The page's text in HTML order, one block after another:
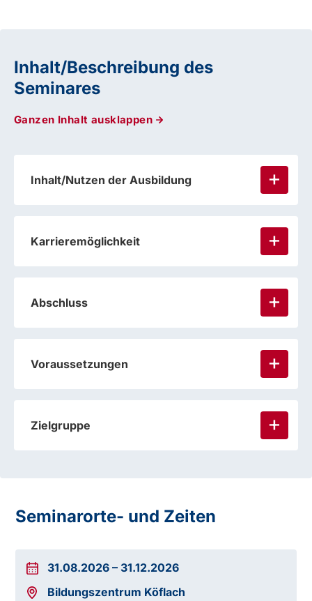
Inhalt/Beschreibung des
Seminares
Ganzen Inhalt ausklappen
Inhalt/Nutzen der Ausbildung
Karrieremöglichkeit
Abschluss
Voraussetzungen
Zielgruppe
Seminarorte- und Zeiten
31.08.2026 – 31.12.2026
Bildungszentrum Köflach